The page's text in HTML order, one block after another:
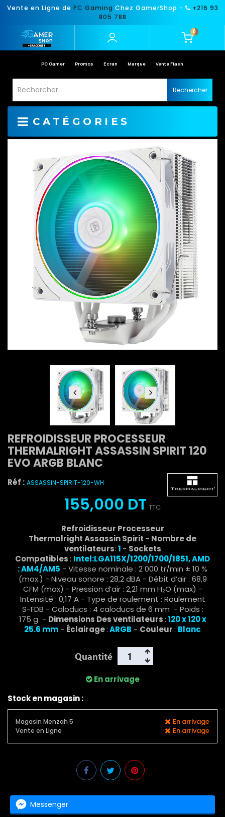
Vente en Ligne de PC Gaming Chez GamerShop -
+216 93
805 788
0
PC Gamer Promos Ecran Marque Vente Flash
Rechercher
CATÉGORIES
REFROIDISSEUR PROCESSEUR
THERMALRIGHT ASSASSIN SPIRIT 120
EVO ARGB BLANC
Réf : ASSASSIN-SPIRIT-120-WH
155,000 DT TTC
Refroidisseur Processeur
Thermalright Assassin Spirit - Nombre de
ventilateurs: 1 - Sockets
Compatibles: Intel:LGA115X/1200/1700/1851,AMD
: AM4/AM5 - Vitesse nominale : 2 000 tr/min ± 10 %
(max.) - Niveau sonore : 28,2 dBA - Débit d’air : 68,9
CFM (max) - Pression d’air : 2,21 mm H₂O (max) -
Intensité : 0,17 A - Type de roulement : Roulement
S-FDB - Caloducs : 4 caloducs de 6 mm - Poids :
175 g - Dimensions Des ventilateurs:120 x 120 x
25.6 mm - Éclairage:ARGB - Couleur: Blanc
Quantité
En arrivage
Stock en magasin :
Magasin Menzah 5 En arrivage
Vente en Ligne En arrivage
Messenger